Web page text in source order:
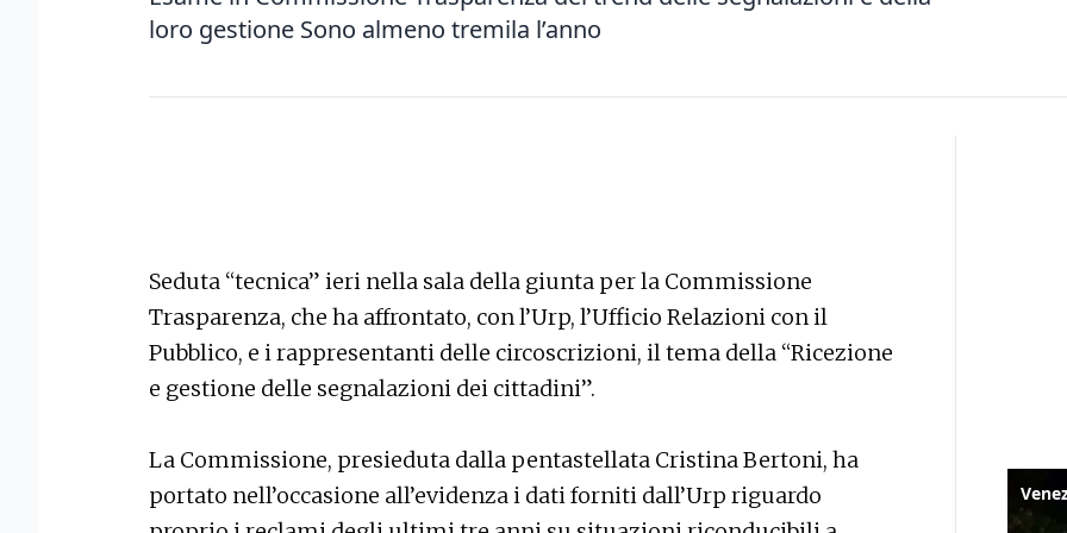
loro gestione Sono almeno tremila l’anno
Seduta “tecnica” ieri nella sala della giunta per la Commissione
Trasparenza, che ha affrontato, con l’Urp, l’Ufficio Relazioni con il
Pubblico, e i rappresentanti delle circoscrizioni, il tema della “Ricezione
e gestione delle segnalazioni dei cittadini”.
La Commissione, presieduta dalla pentastellata Cristina Bertoni, ha
portato nell’occasione all’evidenza i dati forniti dall’Urp riguardo